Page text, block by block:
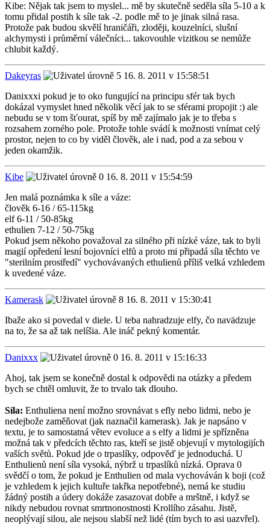
Kibe: Nějak tak jsem to myslel... mě by skutečně seděla síla 5-10 a k
tomu přidal postih k síle tak -2. podle mě to je jinak silná rasa.
Protože pak budou skvělí hraničáři, zloději, kouzelníci, slušní
alchymysti i průměrní válečníci... takovouhle vizitkou se nemůže
chlubit každý.
Dakeyras
16. 8. 2011 v 15:58:51
Danixxxi pokud je to oko fungující na principu sfér tak bych
dokázal vymyslet hned několik věcí jak to se sférami propojit :) ale
nebudu se v tom šťourat, spíš by mě zajímalo jak je to třeba s
rozsahem zorného pole. Protože tohle svádí k možnosti vnímat celý
prostor, nejen to co by viděl člověk, ale i nad, pod a za sebou v
jeden okamžik.
Kibe
16. 8. 2011 v 15:54:59
Jen malá poznámka k síle a váze:
člověk 6-16 / 65-115kg
elf 6-11 / 50-85kg
ethulien 7-12 / 50-75kg
Pokud jsem někoho považoval za silného při nízké váze, tak to byli
magií opředení lesní bojovníci elfů a proto mi připadá síla těchto ve
"sterilním prostředí" vychovávaných ethulienů příliš velká vzhledem
k uvedené váze.
Kamerask
16. 8. 2011 v 15:30:41
Ibaže ako si povedal v diele. U teba nahradzuje elfy, čo navädzuje
na to, že sa až tak nelíšia. Ale ináč pekný komentár.
Danixxx
16. 8. 2011 v 15:16:33
Ahoj, tak jsem se konečně dostal k odpovědi na otázky a předem
bych se chtěl omluvit, že to trvalo tak dlouho.
Síla: Enthuliena není možno srovnávat s efly nebo lidmi, nebo je
nedejbože zaměňovat (jak naznačil kamerask). Jak je napsáno v
textu, je to samostatná větev evoluce a s elfy a lidmi je spřízněna
možná tak v předcích těchto ras, kteří se jistě objevují v mytologijích
vaších světů. Pokud jde o trpaslíky, odpověď je jednoduchá. U
Enthulienů není síla vysoká, nýbrž u trpaslíků nízká. Oprava 0
svědčí o tom, že pokud je Enthulien od mala vychováván k boji (což
je vzhledem k jejich kultuře takřka nepotřebné), nemá ke studiu
žádný postih a údery dokáže zasazovat dobře a mrštně, i když se
nikdy nebudou rovnat smrtnonostnosti Krollího zásahu. Jistě,
neoplývají silou, ale nejsou slabší než lidé (tím bych to asi uazvřel).